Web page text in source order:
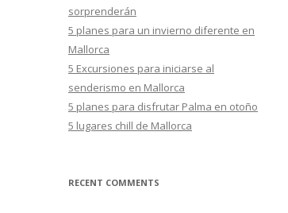
sorprenderán
5 planes para un invierno diferente en
Mallorca
5 Excursiones para iniciarse al
senderismo en Mallorca
5 planes para disfrutar Palma en otoño
5 lugares chill de Mallorca
RECENT COMMENTS